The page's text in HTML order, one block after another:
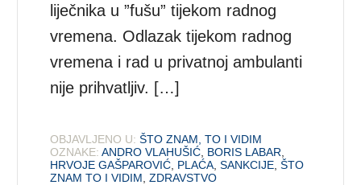
liječnika u ”fušu” tijekom radnog
vremena. Odlazak tijekom radnog
vremena i rad u privatnoj ambulanti
nije prihvatljiv. […]
OBJAVLJENO U: ŠTO ZNAM, TO I VIDIM
OZNAKE: ANDRO VLAHUŠIĆ BORIS LABAR
HRVOJE GAŠPAROVIĆ PLAĆA ,SANKCIJE ,ŠTO
ZNAM TO I VIDIM ,ZDRAVSTVO